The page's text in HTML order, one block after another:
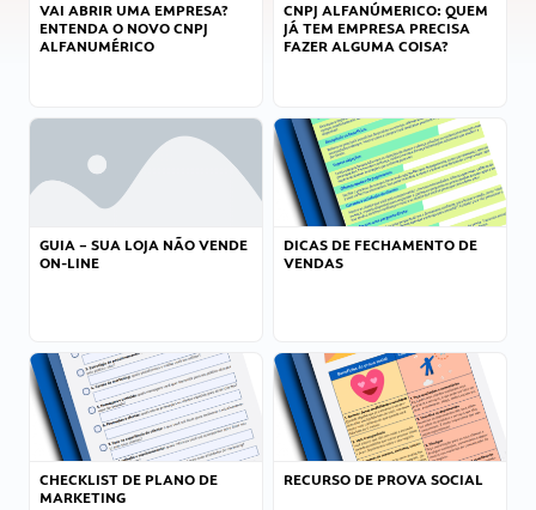
VAI ABRIR UMA EMPRESA?
ENTENDA O NOVO CNPJ
ALFANUMÉRICO
CNPJ ALFANÚMERICO: QUEM
JÁ TEM EMPRESA PRECISA
FAZER ALGUMA COISA?
GUIA – SUA LOJA NÃO VENDE
ON-LINE
DICAS DE FECHAMENTO DE
VENDAS
CHECKLIST DE PLANO DE
MARKETING
RECURSO DE PROVA SOCIAL